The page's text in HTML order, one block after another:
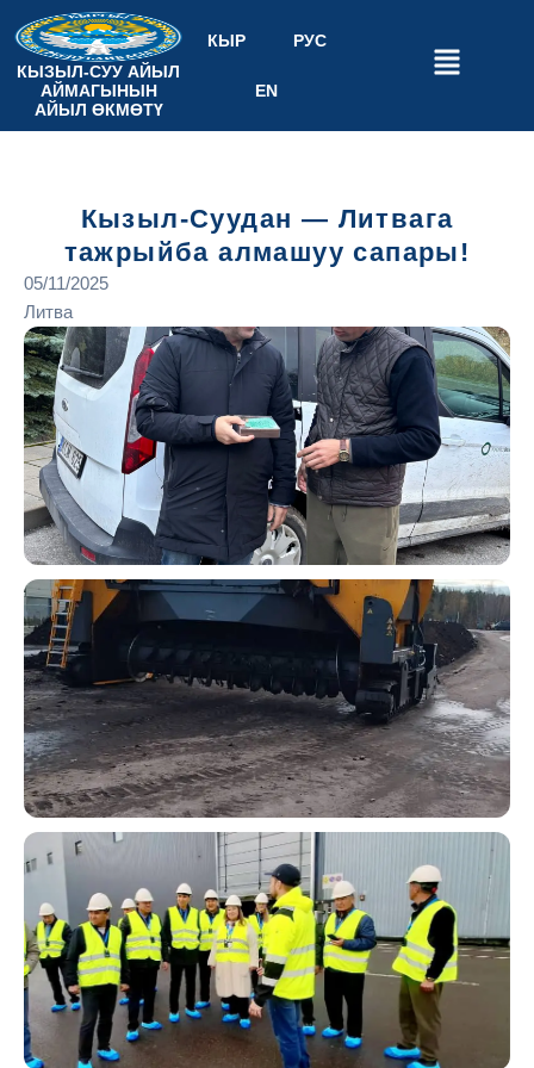
КЫЗЫЛ-СУУ АЙЫЛ
АЙМАГЫНЫН
АЙЫЛ ӨКМӨТҮ
КЫР РУС
EN
Кызыл-Суудан — Литвага
тажрыйба алмашуу сапары!
05/11/2025
Литва